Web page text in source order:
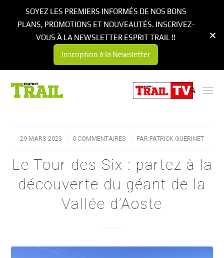
29 MARS 2023
/ 0 COMMENTAIRES
/ PAR PATRICK GUERINET
Le Tour des Six : partez à la
découverte du géant de la
Vallée d’Aoste
SOYEZ LES PREMIERS INFORMÉS DE NOS BONS
PLANS, PROMOTIONS ET NOUVEAUTÉS. INSCRIVEZ-
VOUS À LA NEWSLETTER ESPRIT TRAIL !!
Inscription à la Newsletter